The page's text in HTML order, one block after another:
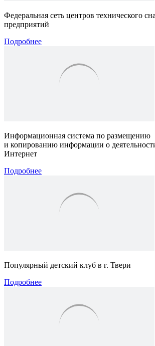
Федеральная сеть центров технического
предприятий
Подробнее
Информационная система по размещению
и копированию информации о
Интернет
Подробнее
Популярный детский клуб в г. Твери
Подробнее